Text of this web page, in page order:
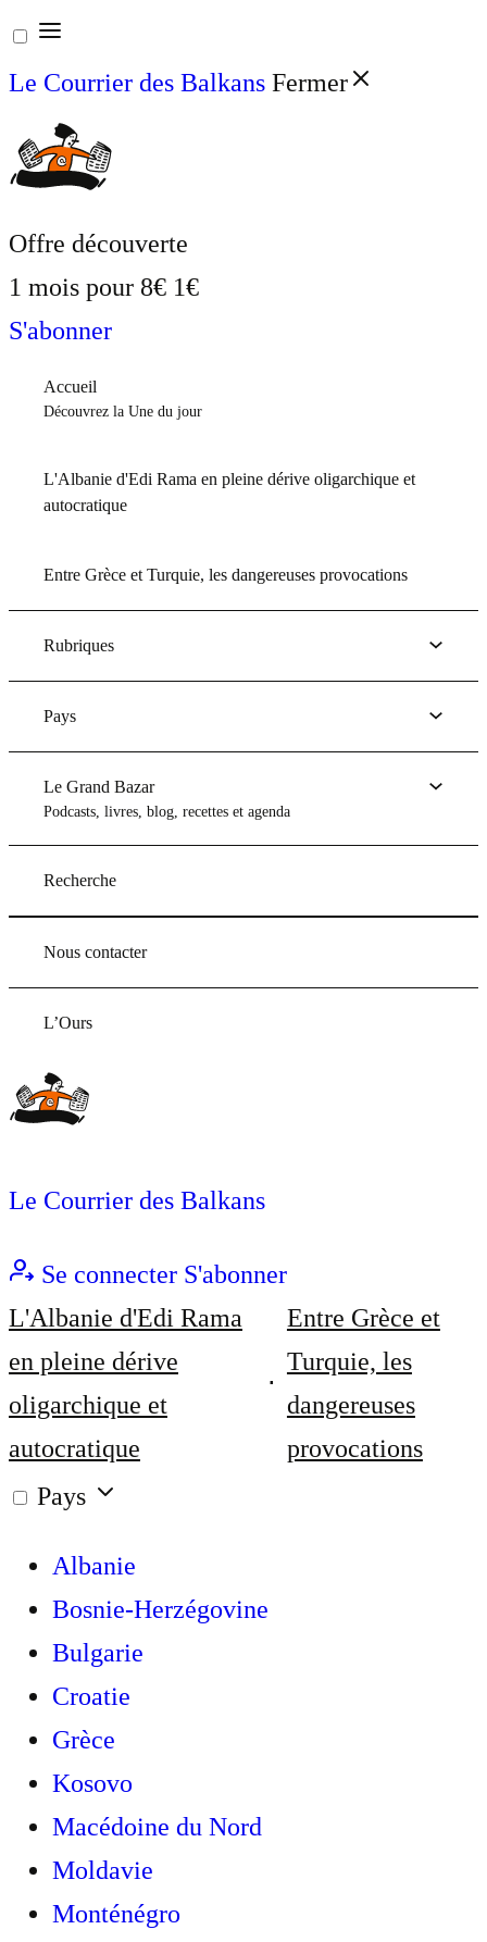
Aller
au
contenu
Le Courrier des Balkans Fermer
Offre découverte
1 mois pour 8€ 1€
S'abonner
Accueil
Découvrez la Une du jour
L'Albanie d'Edi Rama en pleine dérive oligarchique et
autocratique
Entre Grèce et Turquie, les dangereuses provocations
Rubriques
Pays
Le Grand Bazar
Podcasts, livres, blog, recettes et agenda
Recherche
Nous contacter
L’Ours
Le Courrier des Balkans
Se connecter S'abonner
L'Albanie d'Edi Rama
en pleine dérive
oligarchique et
autocratique
Entre Grèce et
Turquie, les
dangereuses
provocations
Pays
Albanie
Bosnie-Herzégovine
Bulgarie
Croatie
Grèce
Kosovo
Macédoine du Nord
Moldavie
Monténégro